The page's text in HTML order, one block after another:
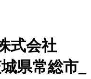
式会社
県常総市_